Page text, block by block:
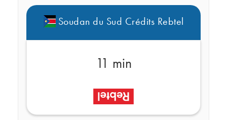
Soudan du Sud Crédits Rebtel
11 min